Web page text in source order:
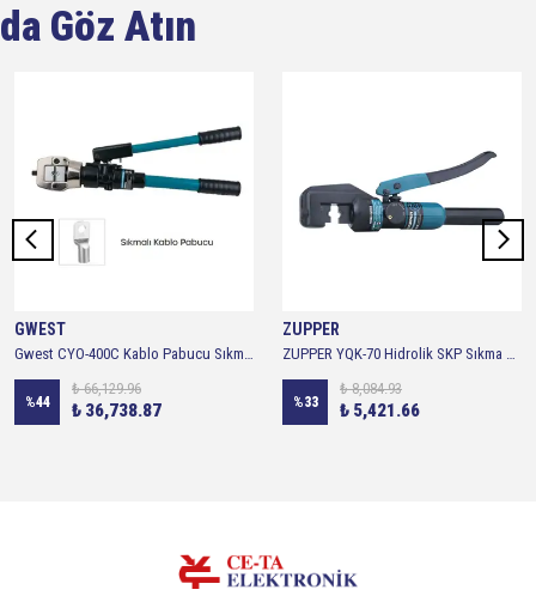
da Göz Atın
GWEST
Gwest CYO-400C Kablo Pabucu Sıkma Pensesi
%44
₺ 66,129.96
₺ 36,738.87
ZUPPER
ZUPPER YQK-70 Hidrolik SKP Sıkma Pensesi Altıgen 4-70 mm
%33
₺ 8,084.93
₺ 5,421.66